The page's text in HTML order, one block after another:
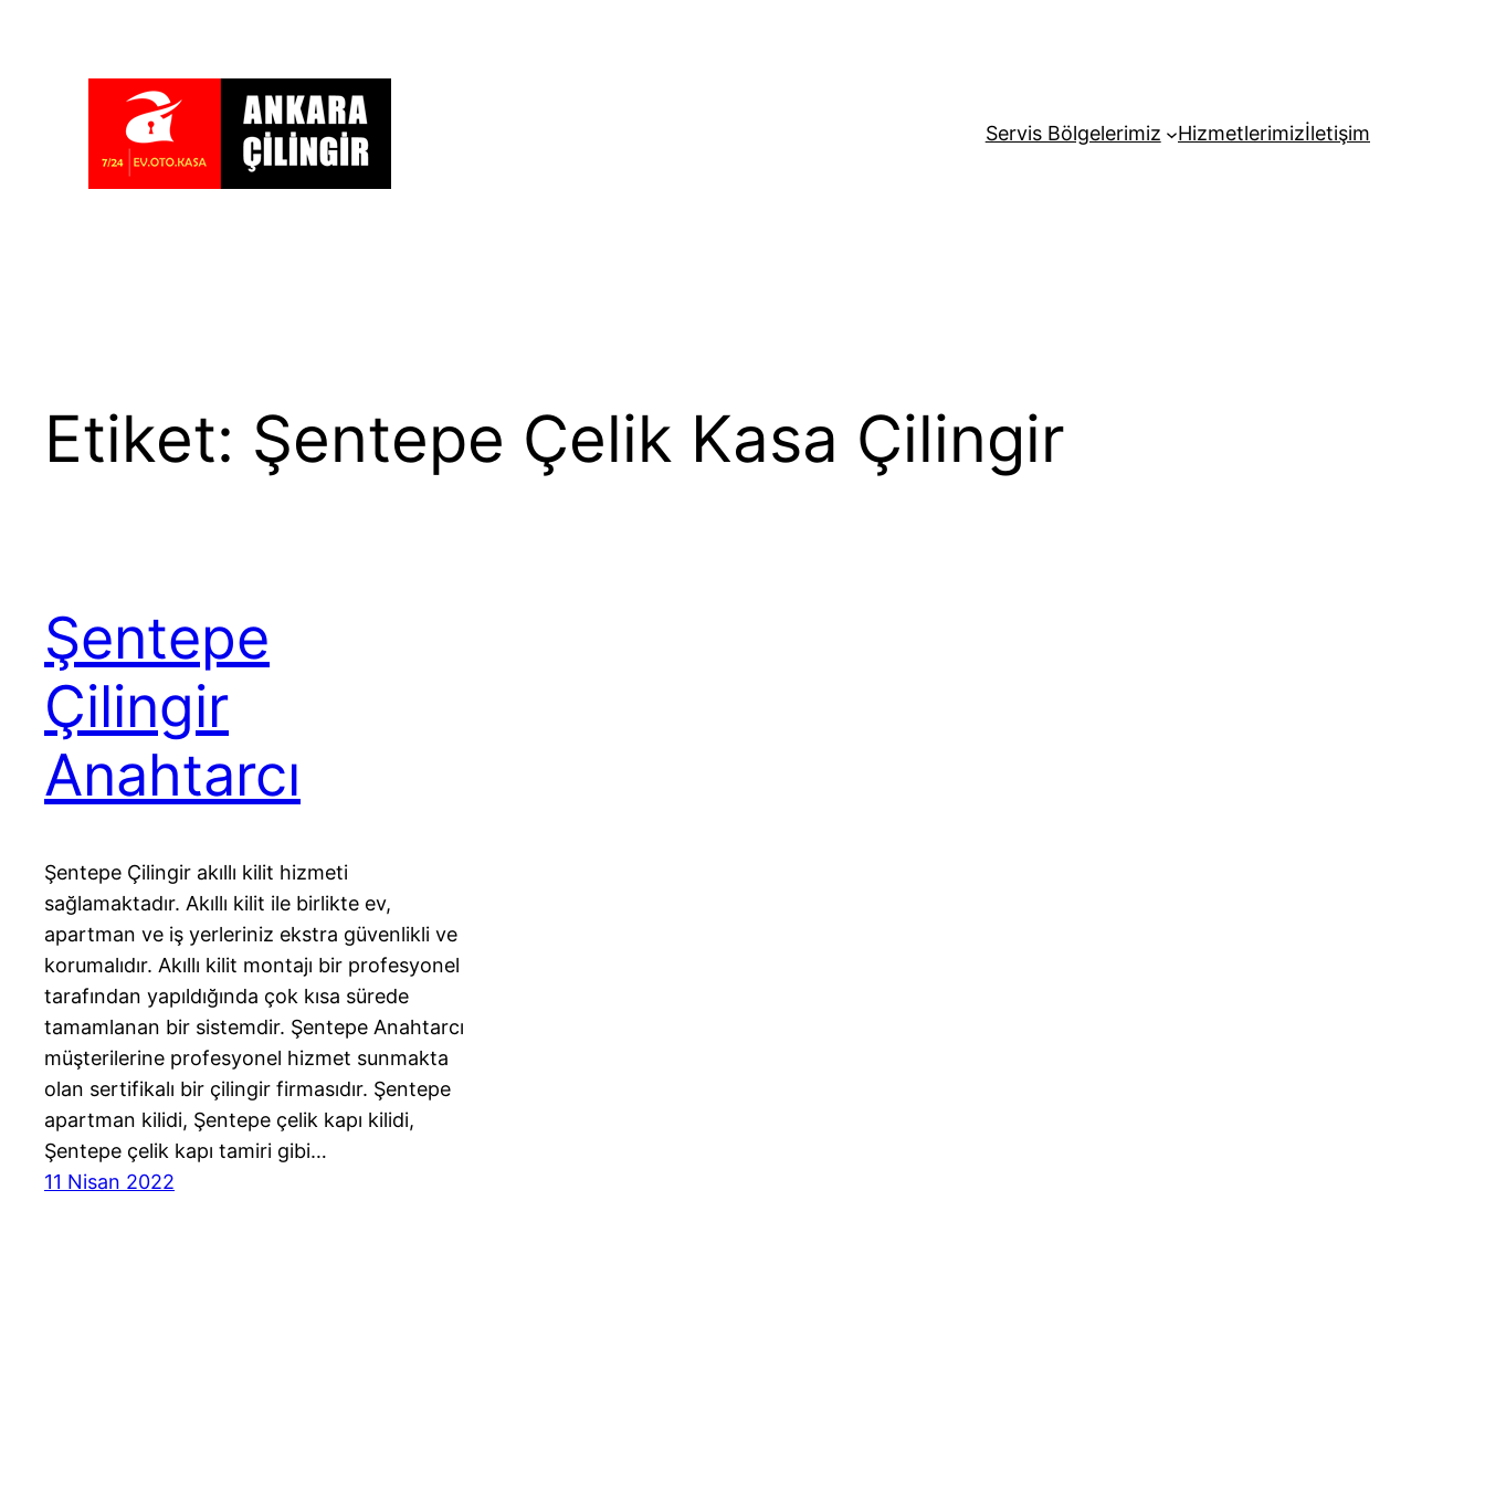
Servis Bölgelerimiz Hizmetlerimizİletişim
Etiket: Şentepe Çelik Kasa Çilingir
Şentepe
Çilingir
Anahtarcı
Şentepe Çilingir akıllı kilit hizmeti
sağlamaktadır. Akıllı kilit ile birlikte ev,
apartman ve iş yerleriniz ekstra güvenlikli ve
korumalıdır. Akıllı kilit montajı bir profesyonel
tarafından yapıldığında çok kısa sürede
tamamlanan bir sistemdir. Şentepe Anahtarcı
müşterilerine profesyonel hizmet sunmakta
olan sertifikalı bir çilingir firmasıdır. Şentepe
apartman kilidi, Şentepe çelik kapı kilidi,
Şentepe çelik kapı tamiri gibi…
11 Nisan 2022